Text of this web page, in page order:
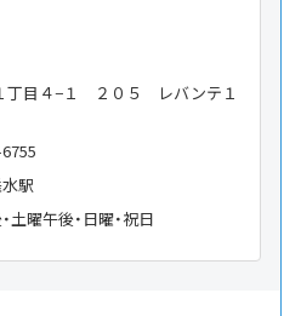
丁目４−１ ２０５ レバンテ１
駅
土曜午後・日曜・祝日